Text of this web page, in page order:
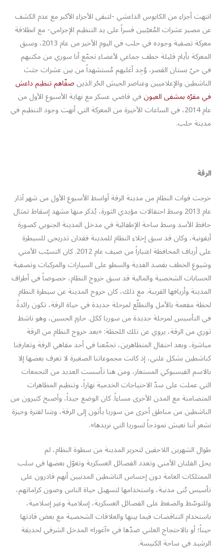
انتهت أجزاء من الكابوس الداعشي -لتبقى الأجزاء الأكبر مع عدم الكشف
عن مصير عشرات المُغيّبين قسراً على يد التنظيم الإجرامي- مع انطلاقة
معركة تصفية وجوده في حلب في اليوم الأخير من عام 2013، وسبق
المعركة بأيام قليلة خطف جماعي لأعضاء تجمّع أنا سوري من مكتبهم
في حيّ بستان القصر، وُجِد أغلبهم مُستشهداً من بين عشرات جثث
الناشطين والإعلاميين وعناصر الجيش الحُر الذينصفّاهم تنظيم داعش
في مقرّه بمشفى العيونفي قاضي عسكر مع نهاية الأسبوع الأول من
عام 2014، في الساعات الأخيرة من المعركة التي أنهت وجود التنظيم في
مدينة حلب.
الرقة
خرجت قوات النظام من مدينة الرقة أواسط الأسبوع الأول من شهر آذار
عام 2013 وسط احتفالات مؤيدي الثورة، يُذكر منها مشهد إسقاط تمثال
حافظ الأسد وسط ساحة الإطفائية في مدخل المدينة الجنوبي كصورة
أيقونية، وكان قد سبق إخلاء النظام للمدينة فقدان تدريجي للسيطرة
على أرياف المحافظة اعتباراً من صيف عام 2012. كان التسيّب الأمني
وشيوع الخطف بقصد الفدية والسطو على السيارات والمركبات وتصفية
الحسابات الشخصية والمالية قد سبق خروج النظام، خصوصاً في أطراف
المدينة وأريافها القريبة. مع ذلك، كان خروج المدينة عن سيطرة النظام
لحظة مفعمة بالأمل والتطلّع لمرحلة جديدة في حياة الرقة، تكون رائدةً
في التأسيس لمرحلة جديدة من سوريا ككل. حازم الحسين، وهو ناشط
ثوري من الرقة، يروي عن تلك اللحظة: «بعد خروج النظام من الرقة
مباشرة، وبعد احتفال المتظاهرين، تجمّعنا في أحد مقاهي الرقة وتعارفنا
كناشطين بشكل علني، إذ كانت مجموعاتنا الصغيرة لا تعرف بعضها إلا
بالاسم الفيسبوكي المستعار، ومن هنا تأسست العديد من التجمعات
التي عملت على سدّ الاحتياجات الخدمية نهاراً، وتنظيم المظاهرات
المتضامنة مع المدن الأخرى مساءاً. كان الوضع جيداً، وأصبح كثيرون من
الناشطين من مناطق أخرى من سوريا يأتون إلى الرقة، وبتنا لفترة وجيزة
نشعر أننا نعيش نموذجاً لسوريا التي نريدها».
طوال الشهرين اللاحقين لتحرير المدينة من سطوة النظام، لم
يحل الفلتان الأمني وتعدد الفصائل العسكرية وتغوّل بعضها في سلب
الممتلكات العامة دون إحساس الناشطين المدنيين أنهم قادرون على
تأسيس بُنى مدنية، واستخدامها لتسهيل حياة الناس وصون كراماتهم،
وللتوسّط والضغط على الفصائل العسكرية، إسلامية وغير إسلامية،
باستخدام التناقضات فيما بينها والعلاقات الشخصية مع بعض قادتها
حيناً؛ أو بالاحتجاج العلني ضدّها في «آغورا» المدخل الشرقي لحديقة
الرشيد في ساحة الكنيسة.